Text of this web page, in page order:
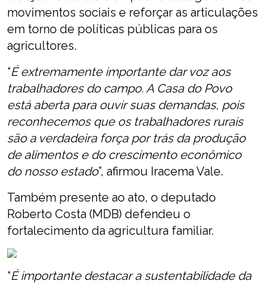
movimentos sociais e reforçar as articulações
em torno de políticas públicas para os
agricultores.
“É extremamente importante dar voz aos
trabalhadores do campo. A Casa do Povo
está aberta para ouvir suas demandas, pois
reconhecemos que os trabalhadores rurais
são a verdadeira força por trás da produção
de alimentos e do crescimento econômico
do nosso estado”, afirmou Iracema Vale.
Também presente ao ato, o deputado
Roberto Costa (MDB) defendeu o
fortalecimento da agricultura familiar.
“É importante destacar a sustentabilidade da